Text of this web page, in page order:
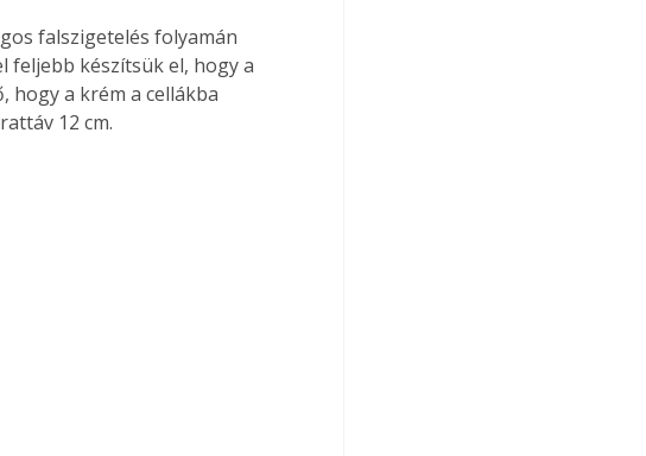
falszigetelés folyamán
feljebb készítsük el, hogy a
hogy a krém a cellákba
12 cm.